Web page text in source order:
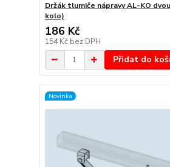
Držák tlumiče nápravy AL-KO
kolo)
186 Kč
154 Kč bez DPH
Přidat do
Novinka